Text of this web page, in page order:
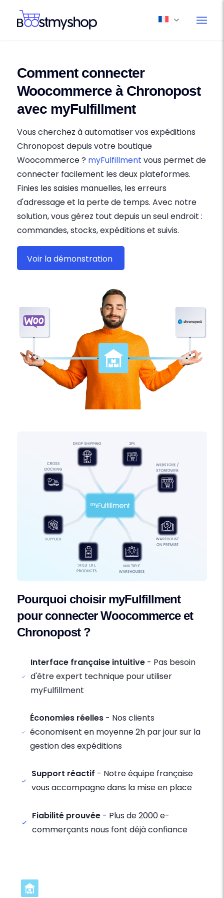
Comment connecter
Woocommerce à Chronopost
avec myFulfillment
Vous cherchez à automatiser vos expéditions
Chronopost depuis votre boutique
Woocommerce ? myFulfillment vous permet de
connecter facilement les deux plateformes.
Finies les saisies manuelles, les erreurs
d'adressage et la perte de temps. Avec notre
solution, vous gérez tout depuis un seul endroit :
commandes, stocks, expéditions et suivis.
Voir la démonstration
Pourquoi choisir myFulfillment
pour connecter Woocommerce et
Chronopost ?
Interface française intuitive - Pas besoin
d'être expert technique pour utiliser
myFulfillment
Économies réelles - Nos clients
économisent en moyenne 2h par jour sur la
gestion des expéditions
Support réactif - Notre équipe française
vous accompagne dans la mise en place
Fiabilité prouvée - Plus de 2000 e-
commerçants nous font déjà confiance